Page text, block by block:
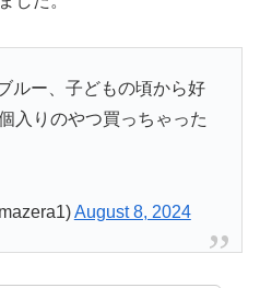
ルー、子どもの頃から好
入りのやつ買っちゃった
August 8, 2024